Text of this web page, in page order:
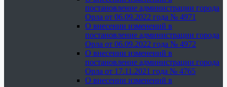
постановление администрации города
Орла от 06.09.2022 года № 4971
О внесении изменений в
постановление администрации города
Орла от 06.09.2022 года № 4972
О внесении изменений в
постановление администрации города
Орла от 17.11.2021 года № 4765
О внесении изменений в